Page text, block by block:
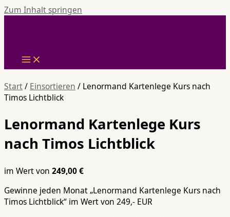
Zum Inhalt springen
Start/ Einsortieren / Lenormand Kartenlege Kurs nach
Timos Lichtblick
Lenormand Kartenlege Kurs
nach Timos Lichtblick
im Wert von 249,00€
Gewinne jeden Monat „Lenormand Kartenlege Kurs nach
Timos Lichtblick“ im Wert von 249,- EUR